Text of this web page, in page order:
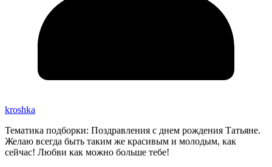
kroshka
Тематика подборки: Поздравления с днем рождения Татьяне.
Желаю всегда быть таким же красивым и молодым, как
сейчас! Любви как можно больше тебе!